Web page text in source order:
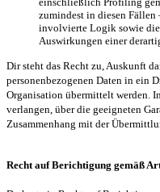
zumindest in diesen Fällen
involvierte Logik sowie
Auswirkungen einer
Dir steht das Recht zu, Auskunft
personenbezogenen Daten in ein
Organisation übermittelt werden.
verlangen, über die geeigneten
Zusammenhang mit der
Recht auf Berichtigung gemäß